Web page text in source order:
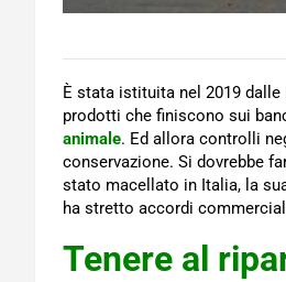
È stata istituita nel 2019 dalle
prodotti che finiscono sui
animale. Ed allora controlli
conservazione. Si dovrebbe
stato macellato in Italia, la
ha stretto accordi
Tenere al